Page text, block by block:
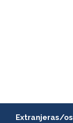
Extranjeras/os